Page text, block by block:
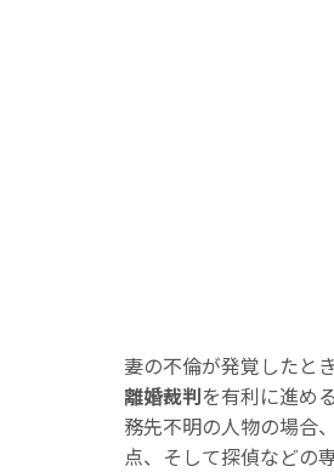
妻の不倫が発覚したと
離婚裁判を有利に進め
務先不明の人物の場合
点、そして探偵などの